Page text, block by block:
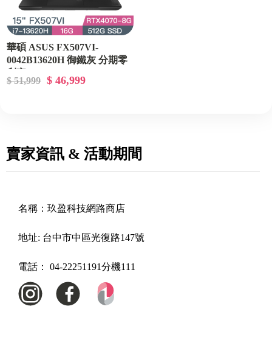
華碩 ASUS FX507VI-
0042B13620H 御鐵灰 分期零
$ 51,999 $ 46,999
賣家資訊 & 活動期間
名稱： 玖盈科技網路商店
地址: 台中市中區光復路147號
電話： 04-22251191分機111